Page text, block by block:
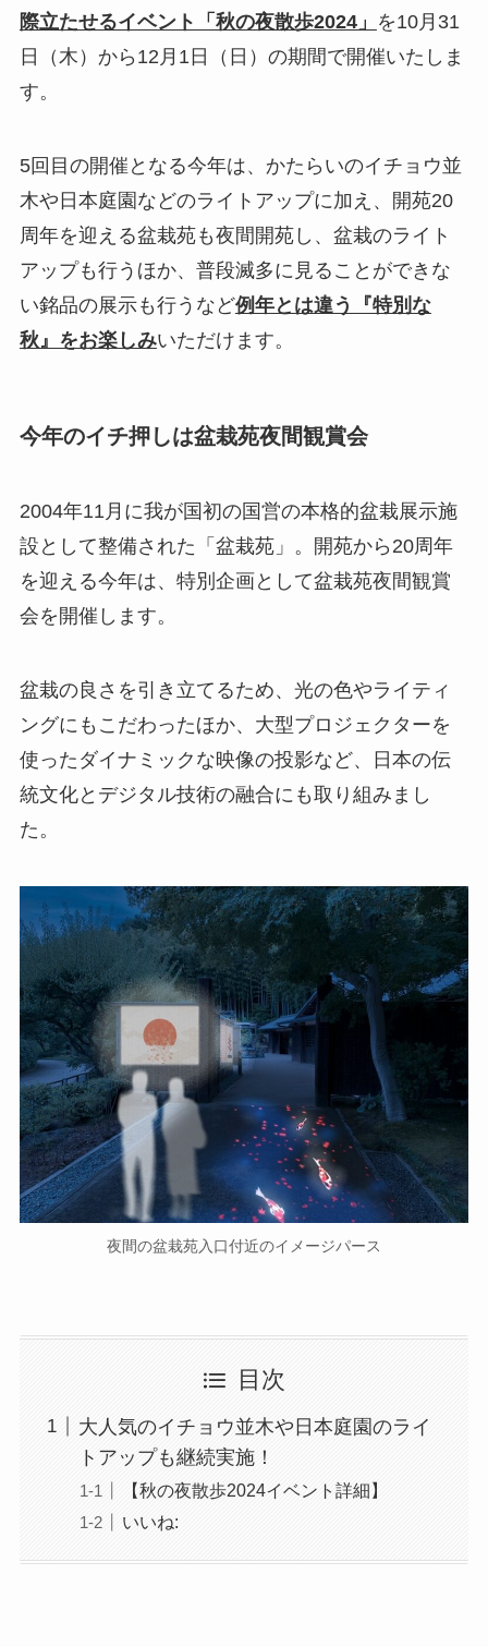
際立たせるイベント「秋の夜散歩2024」 を10月31
日（木）から12月1日（日）の期間で開催いたしま
す。
5回目の開催となる今年は、かたらいのイチョウ並
木や日本庭園などのライトアップに加え、開苑20
周年を迎える盆栽苑も夜間開苑し、盆栽のライト
アップも行うほか、普段滅多に見ることができな
い銘品の展示も行うなど例年とは違う『特別な
秋』をお楽しみいただけます。
今年のイチ押しは盆栽苑夜間観賞会
2004年11月に我が国初の国営の本格的盆栽展示施
設として整備された「盆栽苑」。開苑から20周年
を迎える今年は、特別企画として盆栽苑夜間観賞
会を開催します。
盆栽の良さを引き立てるため、光の色やライティ
ングにもこだわったほか、大型プロジェクターを
使ったダイナミックな映像の投影など、日本の伝
統文化とデジタル技術の融合にも取り組みまし
た。
夜間の盆栽苑入口付近のイメージパース
目次
大人気のイチョウ並木や日本庭園のライ
トアップも継続実施！
【秋の夜散歩2024イベント詳細】
いいね: